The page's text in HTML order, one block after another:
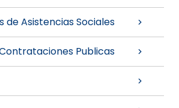
de Asistencias Sociales
Publicas